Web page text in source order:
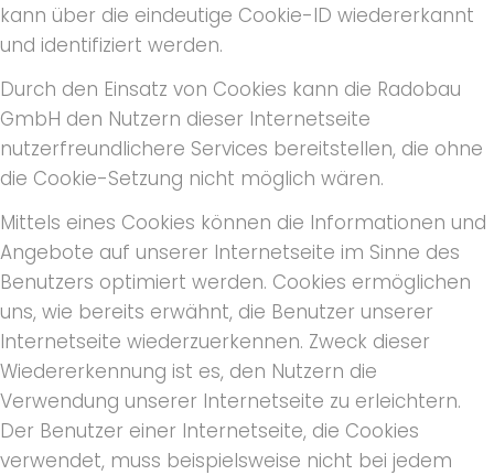
kann über die eindeutige Cookie-ID wiedererkannt
und identifiziert werden.
Durch den Einsatz von Cookies kann die Radobau
GmbH den Nutzern dieser Internetseite
nutzerfreundlichere Services bereitstellen, die ohne
die Cookie-Setzung nicht möglich wären.
Mittels eines Cookies können die Informationen und
Angebote auf unserer Internetseite im Sinne des
Benutzers optimiert werden. Cookies ermöglichen
uns, wie bereits erwähnt, die Benutzer unserer
Internetseite wiederzuerkennen. Zweck dieser
Wiedererkennung ist es, den Nutzern die
Verwendung unserer Internetseite zu erleichtern.
Der Benutzer einer Internetseite, die Cookies
verwendet, muss beispielsweise nicht bei jedem